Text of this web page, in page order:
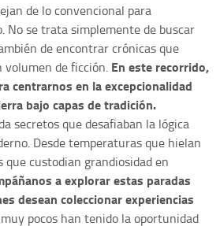
de lo convencional para
No se trata simplemente de buscar
de encontrar crónicas que
volumen de ficción. En este recorrido,
centrarnos en la excepcionalidad
bajo capas de tradición.
secretos que desafiaban la lógica
Desde temperaturas que hielan
custodian grandiosidad en
a explorar estas paradas
desean coleccionar experiencias
pocos han tenido la oportunidad